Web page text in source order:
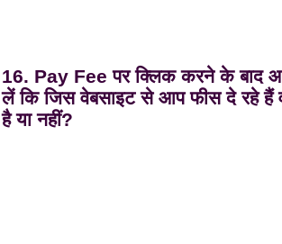
16. Pay Fee पर क्लिक करने के बाद
लें कि जिस वेबसाइट से आप फीस दे रहे हैं
है या नहीं?